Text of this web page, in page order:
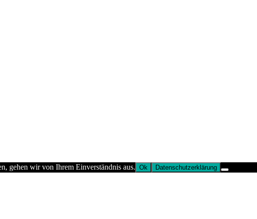
gehen wir von Ihrem Einverständnis aus. Ok Datenschutzerklärung